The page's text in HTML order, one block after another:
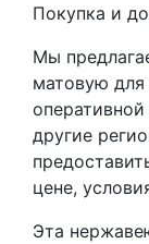
Покупка и
Мы
матовую для
другие
цене,
Эта